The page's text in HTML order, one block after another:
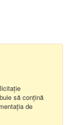
să conțină
de